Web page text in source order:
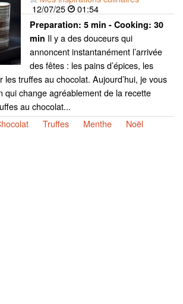
12/07/25
01:54
Preparation: 5 min - Cooking: 30
min Il y a des douceurs qui
annoncent instantanément l’arrivée
des fêtes : les pains d’épices, les
truffes au chocolat. Aujourd’hui, je vous
qui change agréablement de la recette
au chocolat...
Truffes Menthe Noël